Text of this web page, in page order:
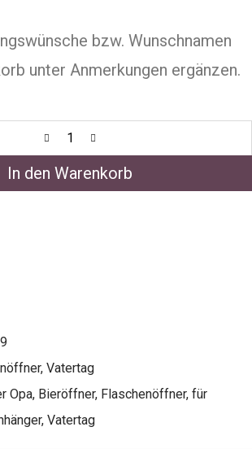
bzw. Wunschnamen
unter Anmerkungen ergänzen.
In den Warenkorb
, Vatertag
Opa, Bieröffner, Flaschenöffner, für
, Vatertag